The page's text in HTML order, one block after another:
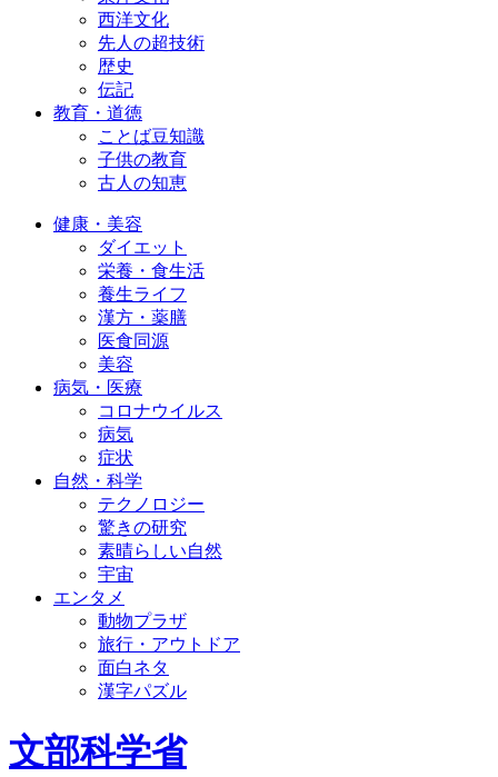
西洋文化
先人の超技術
歴史
伝記
教育・道徳
ことば豆知識
子供の教育
古人の知恵
健康・美容
ダイエット
栄養・食生活
養生ライフ
漢方・薬膳
医食同源
美容
病気・医療
コロナウイルス
病気
症状
自然・科学
テクノロジー
驚きの研究
素晴らしい自然
宇宙
エンタメ
動物プラザ
旅行・アウトドア
面白ネタ
漢字パズル
文部科学省